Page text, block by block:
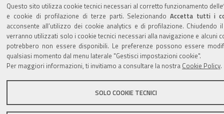
Questo sito utilizza cookie tecnici necessari al corretto funzionamento
e cookie di profilazione di terze parti. SelezionandoAccetta tutti i
acconsente all’utilizzo dei cookie analytics e di profilazione. Chiudendo
verranno utilizzati solo i cookie tecnici necessari alla navigazione e alcuni
potrebbero non essere disponibili. Le preferenze possono essere
qualsiasi momento dal menu laterale "Gestisci impostazioni cookie".
Per maggiori informazioni, ti invitiamo a consultare la nostra Cookie Policy.
SOLO COOKIE TECNICI
Sito istituzionale Comune di Zola Predosa
Privacy policy|DPO|Accessibilità